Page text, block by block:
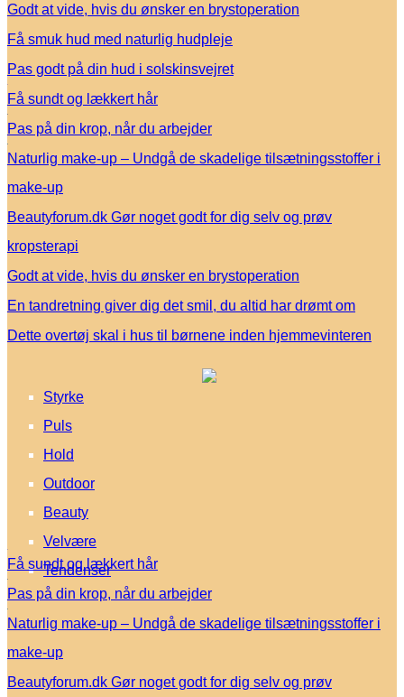
Godt at vide, hvis du ønsker en brystoperation
Få smuk hud med naturlig hudpleje
Pas godt på din hud i solskinsvejret
Få sundt og lækkert hår
Pas på din krop, når du arbejder
Naturlig make-up – Undgå de skadelige tilsætningsstoffer i
make-up
Beautyforum.dk Gør noget godt for dig selv og prøv
kropsterapi
Godt at vide, hvis du ønsker en brystoperation
En tandretning giver dig det smil, du altid har drømt om
Dette overtøj skal i hus til børnene inden hjemmevinteren
Styrke
Puls
Hold
Outdoor
Beauty
Velvære
Tendenser
Få sundt og lækkert hår
Pas på din krop, når du arbejder
Naturlig make-up – Undgå de skadelige tilsætningsstoffer i
make-up
Beautyforum.dk Gør noget godt for dig selv og prøv